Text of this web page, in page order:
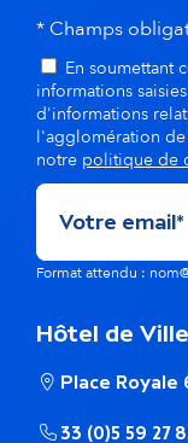
* Champs
En soumettant
informations
d'informations
l'agglomération de
notre politique de
Format attendu :
Hôtel de
Place Royale
33 (0)5 59 27